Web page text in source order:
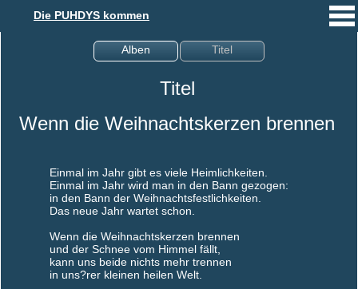
Die PUHDYS kommen
Alben Titel
Titel
Wenn die Weihnachtskerzen brennen
Einmal im Jahr gibt es viele Heimlichkeiten.
Einmal im Jahr wird man in den Bann gezogen:
in den Bann der Weihnachtsfestlichkeiten.
Das neue Jahr wartet schon.
Wenn die Weihnachtskerzen brennen
und der Schnee vom Himmel fällt,
kann uns beide nichts mehr trennen
in uns?rer kleinen heilen Welt.